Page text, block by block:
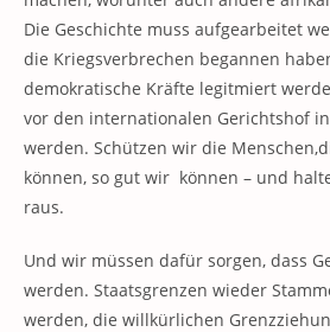
Die Geschichte muss aufgearbeitet
die Kriegsverbrechen begannen
demokratische Kräfte legitmiert
vor den internationalen Gerichtshof
werden. Schützen wir die
können, so gut wir können – und
raus.
Und wir müssen dafür sorgen, dass
werden. Staatsgrenzen wieder
werden, die willkürlichen